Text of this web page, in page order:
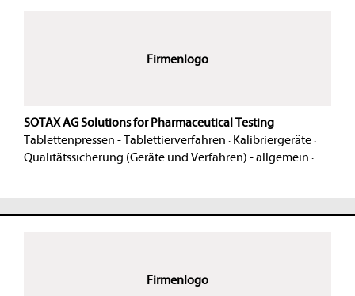
Firmenlogo
SOTAX AG Solutions for Pharmaceutical Testing
Tablettenpressen - Tablettierverfahren · Kalibriergeräte·
Qualitätssicherung (Geräte und Verfahren) - allgemein ·
Firmenlogo